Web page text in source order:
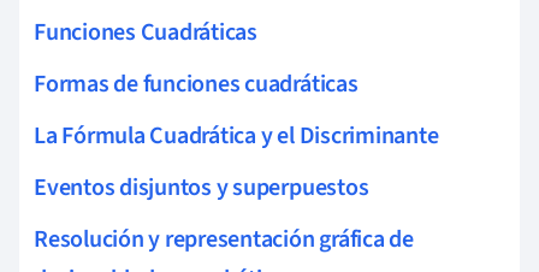
Funciones Cuadráticas
Formas de funciones cuadráticas
La Fórmula Cuadrática y el Discriminante
Eventos disjuntos y superpuestos
Resolución y representación gráfica de